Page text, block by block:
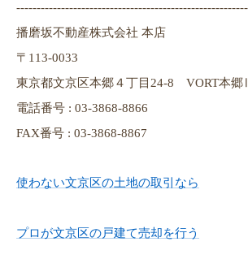
播磨坂不動産株式会社 本店
〒113-0033
東京都文京区本郷４丁目24-8 VORT本
電話番号 : 03-3868-8866
FAX番号 : 03-3868-8867
使わない文京区の土地の取引なら
プロが文京区の戸建て売却を行う